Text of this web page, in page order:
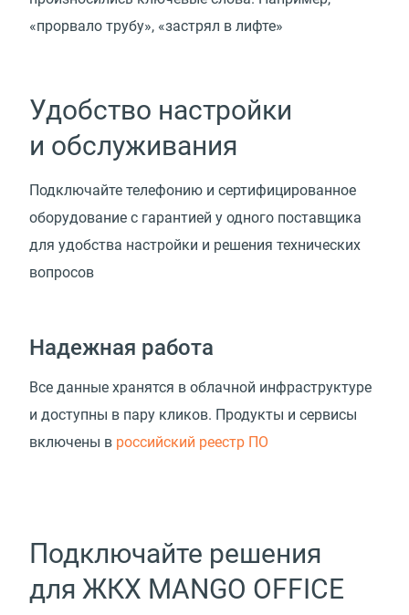
«прорвало трубу», «застрял в лифте»
Удобство настройки
и обслуживания
Подключайте телефонию и сертифицированное
оборудование с гарантией у одного поставщика
для удобства настройки и решения технических
вопросов
Надежная работа
Все данные хранятся в облачной инфраструктуре
и доступны в пару кликов. Продукты и сервисы
включены в российский реестр ПО
Подключайте решения
для ЖКХ MANGO OFFICE